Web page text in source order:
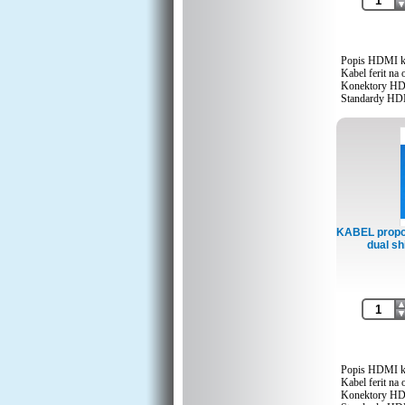
Popis HDMI
Kabel ferit na
Konektory
Standardy
Použití pro
Upozornění
vyžaduje
nepodporuje,
nefunkčnost
Druh obalu
Hmotnost
KABEL
dual
Popis HDMI
Kabel ferit na
Konektory